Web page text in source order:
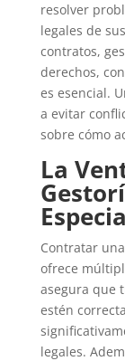
resolver
legales de
contratos,
derechos,
es esencial.
a evitar
sobre cómo
La
Contratar una
ofrece
asegura que
estén
legales.